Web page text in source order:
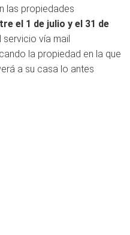
las propiedades
el 1 de julio y el 31 de
vía mail
la propiedad en la que
a su casa lo antes